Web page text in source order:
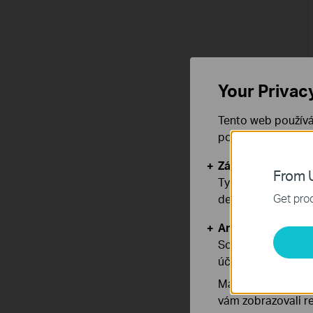
From
Get
Your
Tento web
používáním
Základní cookies
Tyto cookies jsou
deaktivovat.
Analytické a
Soubory cookie
účelem zlepšení
Marketingové
vám zobrazovali